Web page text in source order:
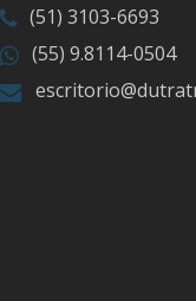
(51) 3103-6693
(55) 9.8114-0504